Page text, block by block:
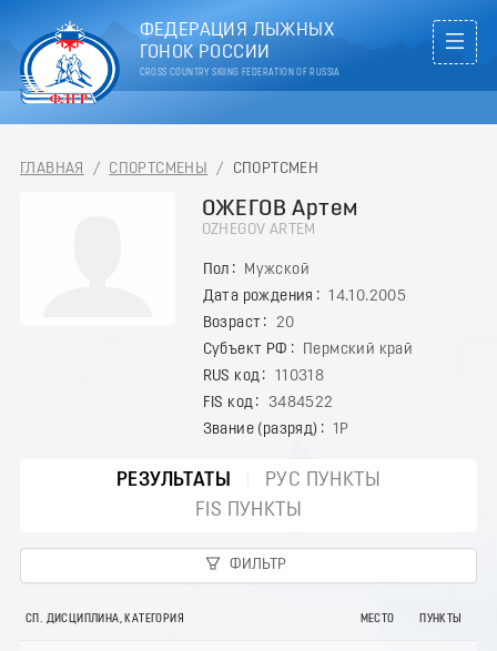
ФЕДЕРАЦИЯ ЛЫЖНЫХ
ГОНОК РОССИИ
CROSS COUNTRY SKIING FEDERATION OF RUSSIA
ГЛАВНАЯ / СПОРТСМЕНЫ / СПОРТСМЕН
ОЖЕГОВ Артем
OZHEGOV ARTEM
Пол
Мужской
Дата рождения
14.10.2005
Возраст
20
Субъект РФ
Пермский край
RUS код
110318
FIS код
3484522
Звание (разряд)
1Р
РЕЗУЛЬТАТЫ
РУС ПУНКТЫ
FIS ПУНКТЫ
ФИЛЬТР
СП. ДИСЦИПЛИНА, КАТЕГОРИЯ МЕСТО ПУНКТЫ